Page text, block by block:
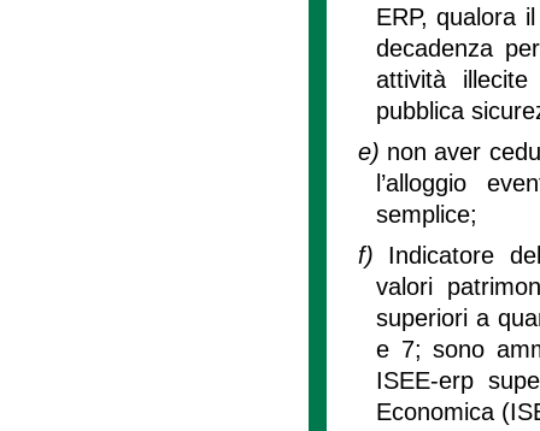
ERP, qualora
decadenza
attività
pubblica
e) non aver
l’alloggio
semplice;
f) Indicatore
valori
superiori a
e 7; sono
ISEE-erp
Economica